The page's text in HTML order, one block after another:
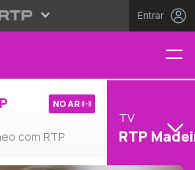
Entrar
com RTP
NO AR
TV
RTP